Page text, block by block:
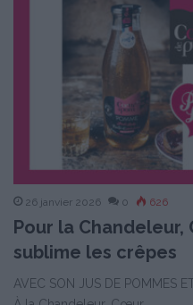
26 janvier 2026 0 626
Pour la Chandeleur,
sublime les crêpes
AVEC SON JUS DE POMMES